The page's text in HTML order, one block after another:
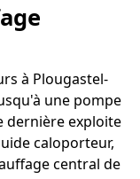
à Plougastel-
une pompe
dernière exploite
caloporteur,
central de